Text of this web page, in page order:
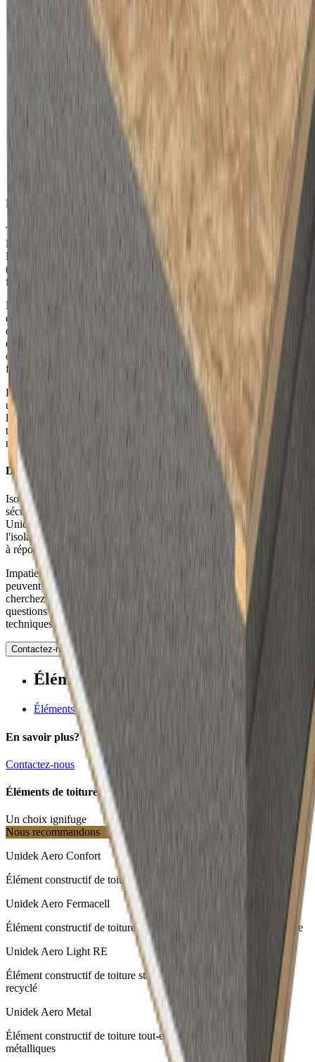
Isolation ignifuge utilisant la qualité SE
Tous les éléments de toiture Unidek Aero ont un noyau isolant en
EPS-SE. La désignation "SE" est une abréviation de "Schwer
Entflammbar" (difficilement inflammable) et "Self Entinguishing"
(auto-extinguible). Le comportement au feu de l'EPS-SE est
fondamentalement différent de celui de l'EPS non ignifuge.
Nous obtenons la qualité SE en utilisant un retardateur de feu qui
extrait l'oxygène de l'EPS en cas d'incendie. L'EPS-SE se rétracte
donc en s'éloignant du feu. Le risque d'incendie avec de l'EPS-SE
est donc considérablement plus faible qu'avec de l'EPS ordinaire. En
outre, le retardateur de feu garantit que l'EPS ne redémarre pas un
feu lorsque le feu est éteint.
L'âme isolante en EPS des éléments de toiture Unidek garantit donc
une application sans risque d'incendie. L’EPS est insensible à
l’humidité et à l’eau et ses performances ne diminuent pas avec le
temps. Le niveau de sécurité incendie reste donc toujours au bon
niveau.
Des éléments de toiture pour votre projet ?
Isoler à l'aide des éléments de toiture Unidek contribue à une bonne
sécurité incendie des bâtiments. En utilisant les éléments de toiture
Unidek, vous optez pour une installation rapide et facile de
l'isolation de votre toiture, mais aussi pour un matériau qui vous aide
à répondre aux exigences légales en matière de sécurité incendie.
Impatient de savoir comment les éléments de toiture Unidek Aero
peuvent vous aider dans le cadre de votre prochain projet ? Vous
cherchez des informations complémentaires ou vous avez des
questions ? N'hésitez pas à contacter l'un de nos conseillers
techniques.
Contactez-nous
Éléments de toiture Unidek
Éléments de toiture
En savoir plus?
Contactez-nous
Éléments de toiture Unidek
Un choix ignifuge
Nous recommandons
Unidek Aero Confort
Élément constructif de toiture tout-en-un pour des solutions totales
Unidek Aero Fermacell
Élément constructif de toiture tout-en-un pour une finition luxueuse
Unidek Aero Light RE
Élément constructif de toiture standard avec un matériau isolant
recyclé
Unidek Aero Metal
Élément constructif de toiture tout-en-un pour zinc et toitures
métalliques